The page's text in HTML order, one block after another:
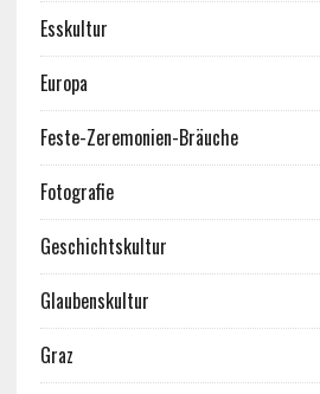
Esskultur
Europa
Feste-Zeremonien-Bräuche
Fotografie
Geschichtskultur
Glaubenskultur
Graz